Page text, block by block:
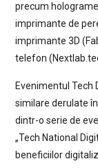
precum
imprimante de
imprimante 3D
telefon
Evenimentul Tech
similare derulate
dintr-o serie de
„Tech National
beneficiilor